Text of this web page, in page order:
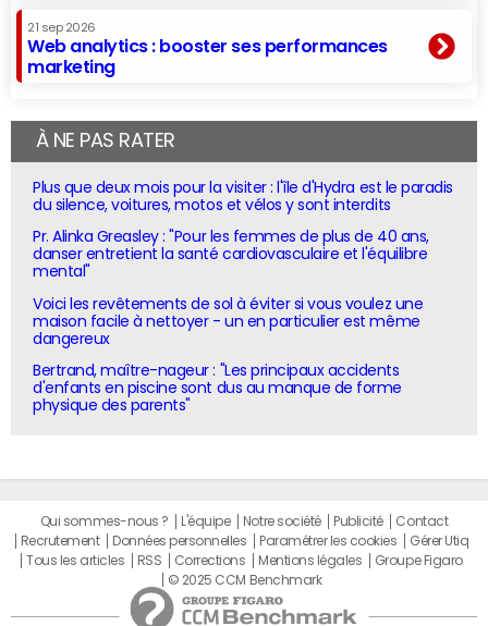
21 sep 2026
Web analytics : booster ses performances
marketing
À NE PAS RATER
Plus que deux mois pour la visiter : l'île d'Hydra est le paradis
du silence, voitures, motos et vélos y sont interdits
Pr. Alinka Greasley : "Pour les femmes de plus de 40 ans,
danser entretient la santé cardiovasculaire et l'équilibre
mental"
Voici les revêtements de sol à éviter si vous voulez une
maison facile à nettoyer - un en particulier est même
dangereux
Bertrand, maître-nageur : "Les principaux accidents
d'enfants en piscine sont dus au manque de forme
physique des parents"
Qui sommes-nous ? L'équipe Notre société Publicité
Contact
Recrutement
Données personnelles Paramétrer les cookies
Gérer Utiq
Tous les articles
RSS Corrections Mentions légales
Groupe Figaro
© 2025 CCM Benchmark